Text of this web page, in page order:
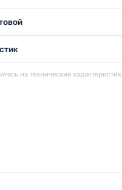
на технические